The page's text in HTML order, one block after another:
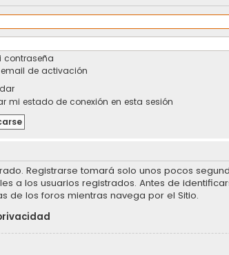
contraseña
email de activación
mi estado de conexión en esta sesión
Registrarse tomará solo unos pocos
a los usuarios registrados. Antes de
de los foros mientras navega por el Sitio.